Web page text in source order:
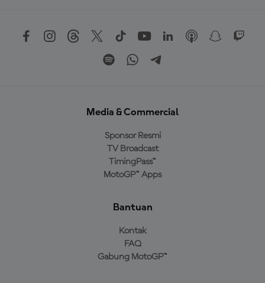
Media & Commercial
Sponsor Resmi
TV Broadcast
TimingPass™
MotoGP™ Apps
Bantuan
Kontak
FAQ
Gabung MotoGP™